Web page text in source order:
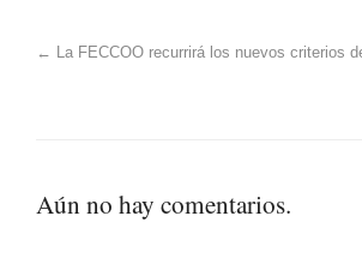
← La FECCOO recurrirá los nuevos criterios
Aún no hay comentarios.